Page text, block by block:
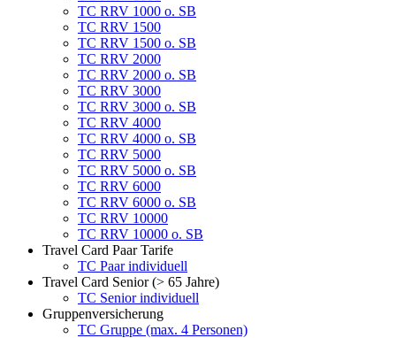
TC RRV 1000 o. SB
TC RRV 1500
TC RRV 1500 o. SB
TC RRV 2000
TC RRV 2000 o. SB
TC RRV 3000
TC RRV 3000 o. SB
TC RRV 4000
TC RRV 4000 o. SB
TC RRV 5000
TC RRV 5000 o. SB
TC RRV 6000
TC RRV 6000 o. SB
TC RRV 10000
TC RRV 10000 o. SB
Travel Card Paar Tarife
TC Paar individuell
Travel Card Senior (> 65 Jahre)
TC Senior individuell
Gruppenversicherung
TC Gruppe (max. 4 Personen)